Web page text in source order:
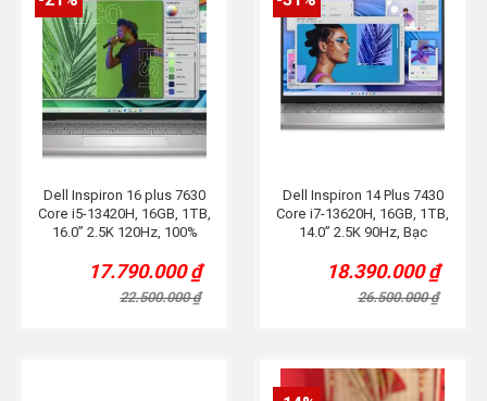
Dell Inspiron 16 plus 7630
Core i5-13420H, 16GB, 1TB,
16.0” 2.5K 120Hz, 100%
22.500.000₫
Original
price
was:
17.790.000₫
Current
price
is:
Dell Inspiron 14 Plus 7430
Core i7-13620H, 16GB, 1TB,
14.0” 2.5K 90Hz, Bạc
26.500.000₫
Original
price
was:
18.390.000₫
Current
price
is: